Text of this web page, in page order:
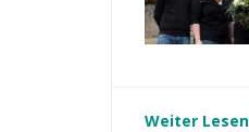
Weiter Lesen